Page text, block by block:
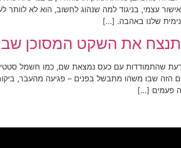
עצמי, בניגוד למה שנהוג לחשוב, הוא לא לוותר
שלנו באהבה. […]
את השקט המסוכן
שהתמודדות עם כעס נמצאת שם, כמו חשמל סטטי
הזה שבו משהו מתבשל בפנים – פגיעה מהעבר,
פעמים […]